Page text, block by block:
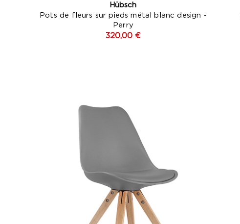
Hübsch
Pots de fleurs sur pieds métal blanc design -
Perry
320,00 €